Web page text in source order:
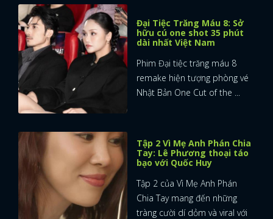
Đại Tiệc Trăng Máu 8: Sở
hữu cú one shot 35 phút
dài nhất Việt Nam
Phim Đại tiệc trăng máu 8
remake hiện tượng phòng vé
Nhật Bản One Cut of the ...
Tập 2 Vì Mẹ Anh Phán Chia
Tay: Lê Phương thoại táo
bạo với Quốc Huy
Tập 2 của Vì Mẹ Anh Phán
Chia Tay mang đến những
tràng cười dí dỏm và viral với